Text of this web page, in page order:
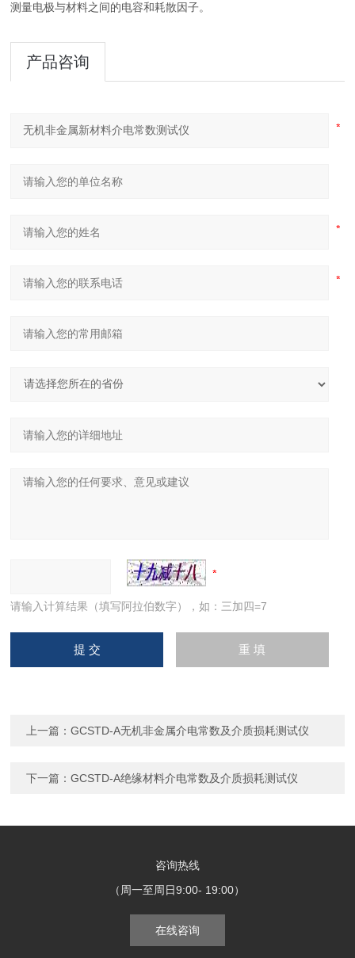
测量电极与材料之间的电容和耗散因子。
产品咨询
请输入计算结果（填写阿拉伯数字），如：三加四=7
上一篇：GCSTD-A无机非金属介电常数及介质损耗测试仪
下一篇：GCSTD-A绝缘材料介电常数及介质损耗测试仪
咨询热线
（周一至周日9:00- 19:00）
在线咨询